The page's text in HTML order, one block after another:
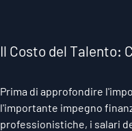
Il Costo del Talento:
Prima di approfondire
l'importante impegno
professionistiche, i salari